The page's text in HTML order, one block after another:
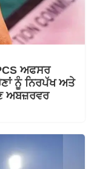
ਅਫਸਰ
ਨੂੰ ਨਿਰਪੱਖ ਅਤੇ
ਅਬਜ਼ਰਵਰ